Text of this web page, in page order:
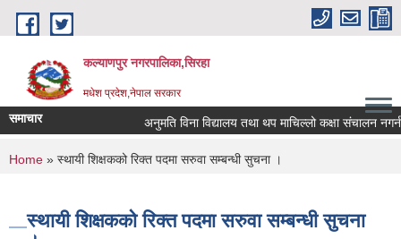
Skip to main content
कल्याणपुर नगरपालिका,सिरहा
मधेश प्रदेश,नेपाल सरकार
समाचार अनुमति विना विद्यालय तथा थप माचिल्लो कक्षा संचालन नगर्न
You are here
Home » स्थायी शिक्षकको रिक्त पदमा सरुवा सम्बन्धी सुचना ।
स्थायी शिक्षकको रिक्त पदमा सरुवा सम्बन्धी सुचना